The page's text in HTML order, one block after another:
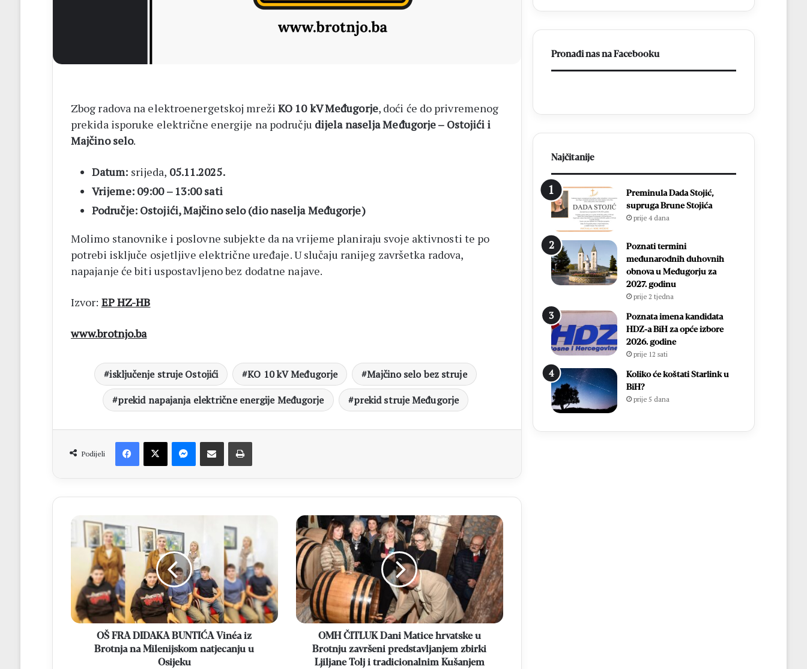
Zbog radova na elektroenergetskoj mreži KO 10 kV Međugorje, doći će do privremenog
prekida isporuke električne energije na području dijela naselja Međugorje – Ostojići i
Majčino selo.
Datum: srijeda, 05.11.2025.
Vrijeme: 09:00 – 13:00 sati
Područje: Ostojići, Majčino selo (dio naselja Međugorje)
Molimo stanovnike i poslovne subjekte da na vrijeme planiraju svoje aktivnosti te po
potrebi isključe osjetljive električne uređaje. U slučaju ranijeg završetka radova,
napajanje će biti uspostavljeno bez dodatne najave.
Izvor: EP HZ-HB
www.brotnjo.ba
isključenje struje Ostojići KO 10 kV Međugorje
Majčino selo bez struje
prekid napajanja električne energije Međugorje
prekid struje Međugorje
Podijeli
Facebook
X MessengerDijeli putem Emaila Printaj
OŠ
DIDAKA
BUNTIĆA
Vinéa
Brotnja
na
Milenijskom
natjecanjuOŠ FRA DIDAKA BUNTIĆA Vinéa iz
Brotnja na Milenijskom natjecanju u
Osijeku
OMH
ČITLUK
Dani
Matice
hrvatske
u
Brotnju
završeni
predstavljanjem
Ljiljane
OMH ČITLUK Dani Matice hrvatske u
Brotnju završeni predstavljanjem zbirki
Ljiljane Tolj i tradicionalnim Kušanjem
14
Pronađi nas na Facebooku
Najčitanije
Preminula Dada Stojić,
supruga Brune Stojića
prije 4 dana
Poznati termini
međunarodnih duhovnih
obnova u Međugorju za
2027. godinu
prije 2 tjedna
Poznata imena kandidata
HDZ-a BiH za opće izbore
2026. godine
prije 12 sati
Koliko će koštati Starlink u
BiH?
prije 5 dana